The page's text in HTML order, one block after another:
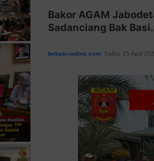
Bakor AGAM
Sadanciang Bak Basi.
bekasi-online.com , Sabtu 15 April